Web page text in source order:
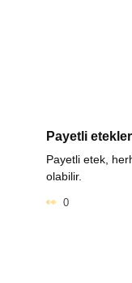
Payetli etekler
Payetli etek,
olabilir.
0